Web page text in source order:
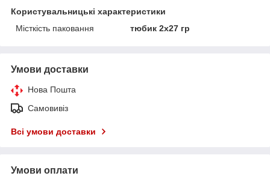
Користувальницькі характеристики
Місткість паковання
тюбик 2х27 гр
Умови доставки
Нова Пошта
Самовивіз
Всі умови доставки
Умови оплати